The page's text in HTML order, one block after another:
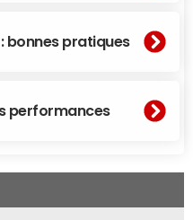
bonnes pratiques
performances